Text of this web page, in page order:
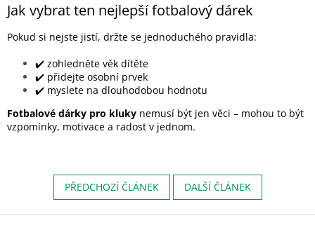
Jak vybrat ten nejlepší fotbalový dárek
Pokud si nejste jistí, držte se jednoduchého pravidla:
✔️ zohledněte věk dítěte
✔️ přidejte osobní prvek
✔️ myslete na dlouhodobou hodnotu
Fotbalové dárky pro kluky nemusí být jen věci – mohou to být
vzpomínky, motivace a radost v jednom.
PŘEDCHOZÍ ČLÁNEK DALŠÍ ČLÁNEK
Z